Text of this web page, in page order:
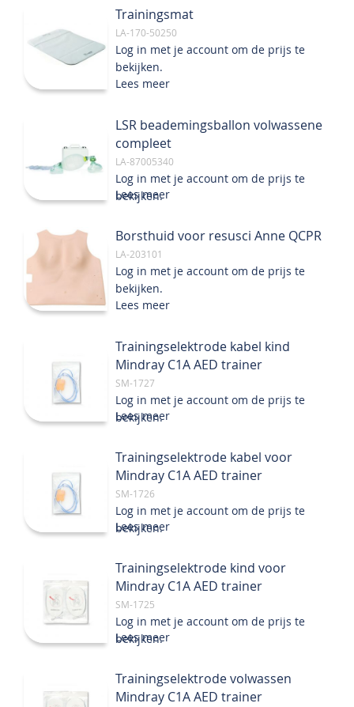
Trainingsmat
LA-170-50250
Log in met je account om de prijs te
bekijken.
Lees meer
LSR beademingsballon volwassene
compleet
LA-87005340
Log in met je account om de prijs te
bekijken.
Lees meer
Borsthuid voor resusci Anne QCPR
LA-203101
Log in met je account om de prijs te
bekijken.
Lees meer
Trainingselektrode kabel kind
Mindray C1A AED trainer
SM-1727
Log in met je account om de prijs te
bekijken.
Lees meer
Trainingselektrode kabel voor
Mindray C1A AED trainer
SM-1726
Log in met je account om de prijs te
bekijken.
Lees meer
Trainingselektrode kind voor
Mindray C1A AED trainer
SM-1725
Log in met je account om de prijs te
bekijken.
Lees meer
Trainingselektrode volwassen
Mindray C1A AED trainer